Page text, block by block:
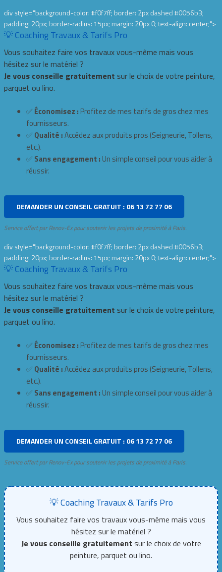
div style="background-color: #f0f7ff; border: 2px dashed #0056b3;
padding: 20px; border-radius: 15px; margin: 20px 0; text-align: center;">
💡 Coaching Travaux & Tarifs Pro
Vous souhaitez faire vos travaux vous-même mais vous
hésitez sur le matériel ?
Je vous conseille gratuitement sur le choix de votre peinture,
parquet ou lino.
✅ Économisez : Profitez de mes tarifs de gros chez mes
fournisseurs.
✅ Qualité :Accédez aux produits pros (Seigneurie, Tollens,
etc.).
✅ Sans engagement : Un simple conseil pour vous aider à
réussir.
DEMANDER UN CONSEIL GRATUIT : 06 13 72 77 06
Service offert par Renov-Ex pour soutenir les projets de proximité à Paris.
div style="background-color: #f0f7ff; border: 2px dashed #0056b3;
padding: 20px; border-radius: 15px; margin: 20px 0; text-align: center;">
💡 Coaching Travaux & Tarifs Pro
Vous souhaitez faire vos travaux vous-même mais vous
hésitez sur le matériel ?
Je vous conseille gratuitement sur le choix de votre peinture,
parquet ou lino.
✅ Économisez : Profitez de mes tarifs de gros chez mes
fournisseurs.
✅ Qualité :Accédez aux produits pros (Seigneurie, Tollens,
etc.).
✅ Sans engagement : Un simple conseil pour vous aider à
réussir.
DEMANDER UN CONSEIL GRATUIT : 06 13 72 77 06
Service offert par Renov-Ex pour soutenir les projets de proximité à Paris.
💡 Coaching Travaux & Tarifs Pro
Vous souhaitez faire vos travaux vous-même mais vous
hésitez sur le matériel ?
Je vous conseille gratuitement sur le choix de votre
peinture, parquet ou lino.